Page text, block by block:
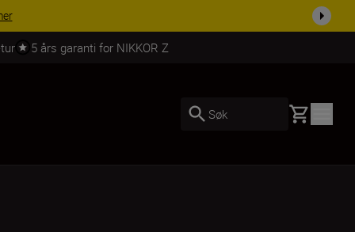
5 års garanti for NIKKOR Z
Søk Basket